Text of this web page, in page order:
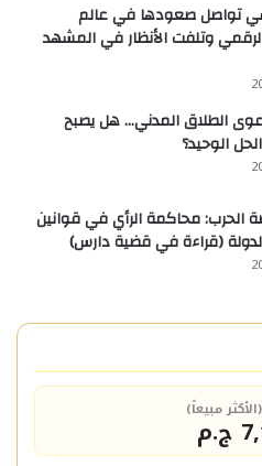
تواصل صعودها في عالم
وتلفت الأنظار في المشهد
الطلاق المدني… هل يصبح
الوحيد؟
الحرب: محاكمة الرأي في قوانين
(قراءة في قضية دارس)